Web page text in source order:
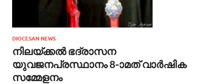
DIOCESAN NEWS
നിലയ്ക്കല്‍ ഭദ്രാസന
യുവജനപ്രസ്ഥാനം 8-ാമത് വാര്‍ഷിക
സമ്മേളനം